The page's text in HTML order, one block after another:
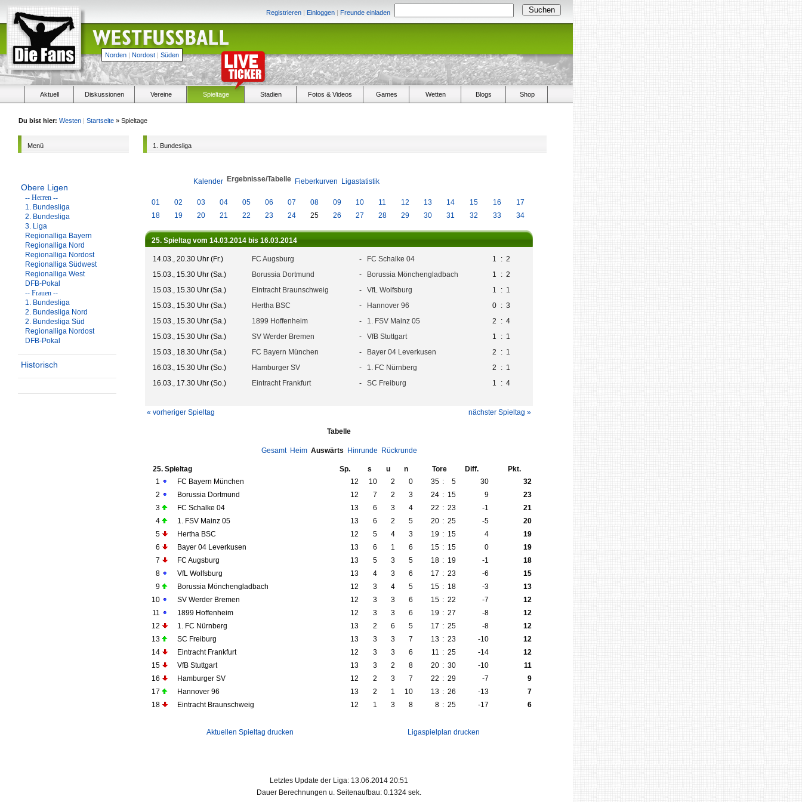
Registrieren | Einloggen | Freunde einladen
Norden | Nordost | Süden
Aktuell Diskussionen Vereine Spieltage Stadien Fotos & Videos Games Wetten Blogs Shop
Du bist hier: Westen | Startseite » Spieltage
Menü
Obere Ligen
-- Herren --
1. Bundesliga
2. Bundesliga
3. Liga
Regionalliga Bayern
Regionalliga Nord
Regionalliga Nordost
Regionalliga Südwest
Regionalliga West
DFB-Pokal
-- Frauen --
1. Bundesliga
2. Bundesliga Nord
2. Bundesliga Süd
Regionalliga Nordost
DFB-Pokal
Historisch
1. Bundesliga
Kalender Ergebnisse/Tabelle Fieberkurven Ligastatistik
01 02 03 04 05 06 07 08 09 10 11 12 13 14 15 16
17
18
19 20 21 22 23 24 25 26 27 28 29 30 31 32 33 34
25. Spieltag vom 14.03.2014 bis 16.03.2014
14.03., 20.30 Uhr (Fr.) FC Augsburg - FC Schalke 04 1 : 2
15.03., 15.30 Uhr (Sa.)
Borussia Dortmund - Borussia Mönchengladbach 1 : 2
15.03., 15.30 Uhr (Sa.)
Eintracht Braunschweig - VfL Wolfsburg 1 : 1
15.03., 15.30 Uhr (Sa.)
Hertha BSC - Hannover 96 0 : 3
15.03., 15.30 Uhr (Sa.)
1899 Hoffenheim - 1. FSV Mainz 05 2 : 4
15.03., 15.30 Uhr (Sa.)
SV Werder Bremen - VfB Stuttgart 1 : 1
15.03., 18.30 Uhr (Sa.)
FC Bayern München - Bayer 04 Leverkusen 2 : 1
16.03., 15.30 Uhr (So.)
Hamburger SV - 1. FC Nürnberg 2 : 1
16.03., 17.30 Uhr (So.)
Eintracht Frankfurt - SC Freiburg 1 : 4
« vorheriger Spieltag nächster Spieltag »
Tabelle
Gesamt HeimAuswärts Hinrunde Rückrunde
25. Spieltag Sp. s u n Tore Diff.
Pkt.
1
FC Bayern München 12 10 2 0 35 : 5 30
32
2
Borussia Dortmund 12 7 2 3 24 : 15 9
23
3
FC Schalke 04 13 6 3 4 22 : 23 -1
21
4
1. FSV Mainz 05 13 6 2 5 20 : 25 -5
20
5
Hertha BSC 12 5 4 3 19 : 15 4
19
6
Bayer 04 Leverkusen 13 6 1 6 15 : 15 0
19
7
FC Augsburg 13 5 3 5 18 : 19 -1
18
8
VfL Wolfsburg 13 4 3 6 17 : 23 -6
15
9
Borussia Mönchengladbach 12 3 4 5 15 : 18 -3
13
10
SV Werder Bremen 12 3 3 6 15 : 22 -7
12
11
1899 Hoffenheim 12 3 3 6 19 : 27 -8
12
12
1. FC Nürnberg 13 2 6 5 17 : 25 -8
12
13
SC Freiburg 13 3 3 7 13 : 23 -10
12
14
Eintracht Frankfurt 12 3 3 6 11 : 25 -14
12
15
VfB Stuttgart 13 3 2 8 20 : 30 -10
11
16
Hamburger SV 12 2 3 7 22 : 29 -7
9
17
Hannover 96 13 2 1 10 13 : 26 -13
7
18
Eintracht Braunschweig 12 1 3 8 8 : 25 -17 6
Aktuellen Spieltag drucken Ligaspielplan drucken
Letztes Update der Liga: 13.06.2014 20:51
Dauer Berechnungen u. Seitenaufbau: 0.1324 sek.